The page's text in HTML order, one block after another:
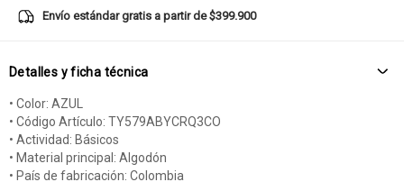
Envío estándar gratis a partir de $399.900
Detalles y ficha técnica
• Color: AZUL
• Código Artículo: TY579ABYCRQ3CO
• Actividad: Básicos
• Material principal: Algodón
• País de fabricación: Colombia